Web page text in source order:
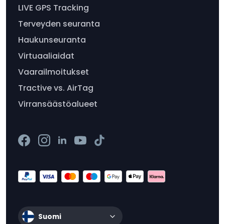
LIVE GPS Tracking
Terveyden seuranta
Haukunseuranta
Virtuaaliaidat
Vaarailmoitukset
Tractive vs. AirTag
Virransäästöalueet
Suomi